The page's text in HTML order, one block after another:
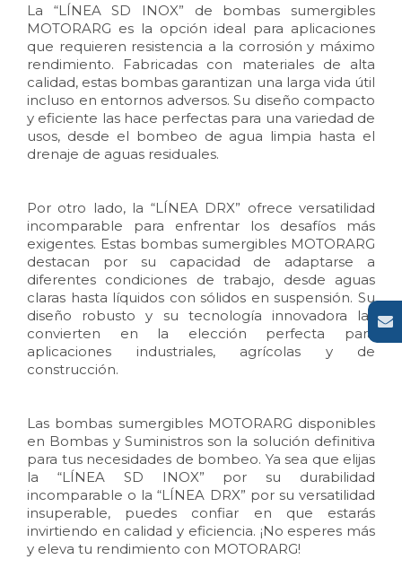
La “LÍNEA SD INOX” de bombas sumergibles
MOTORARG es la opción ideal para aplicaciones
que requieren resistencia a la corrosión y máximo
rendimiento. Fabricadas con materiales de alta
calidad, estas bombas garantizan una larga vida útil
incluso en entornos adversos. Su diseño compacto
y eficiente las hace perfectas para una variedad de
usos, desde el bombeo de agua limpia hasta el
drenaje de aguas residuales.
Por otro lado, la “LÍNEA DRX” ofrece versatilidad
incomparable para enfrentar los desafíos más
exigentes. Estas bombas sumergibles MOTORARG
destacan por su capacidad de adaptarse a
diferentes condiciones de trabajo, desde aguas
claras hasta líquidos con sólidos en suspensión. Su
diseño robusto y su tecnología innovadora las
convierten en la elección perfecta para
aplicaciones industriales, agrícolas y de
construcción.
Las bombas sumergibles MOTORARG disponibles
en Bombas y Suministros son la solución definitiva
para tus necesidades de bombeo. Ya sea que elijas
la “LÍNEA SD INOX” por su durabilidad
incomparable o la “LÍNEA DRX” por su versatilidad
insuperable, puedes confiar en que estarás
invirtiendo en calidad y eficiencia. ¡No esperes más
y eleva tu rendimiento con MOTORARG!